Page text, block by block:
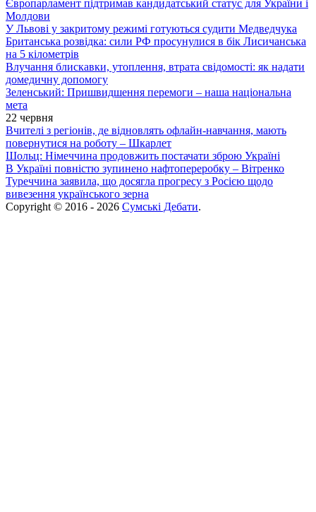
Європарламент підтримав кандидатський статус для України і
Молдови
У Львові у закритому режимі готуються судити Медведчука
Британська розвідка: сили РФ просунулися в бік Лисичанська
на 5 кілометрів
Влучання блискавки, утоплення, втрата свідомості: як надати
домедичну допомогу
Зеленський: Пришвидшення перемоги – наша національна
мета
22 червня
Вчителі з регіонів, де відновлять офлайн-навчання, мають
повернутися на роботу – Шкарлет
Шольц: Німеччина продовжить постачати зброю Україні
В Україні повністю зупинено нафтопереробку – Вітренко
Туреччина заявила, що досягла прогресу з Росією щодо
вивезення українського зерна
Copyright © 2016 - 2026 Сумські Дебати.